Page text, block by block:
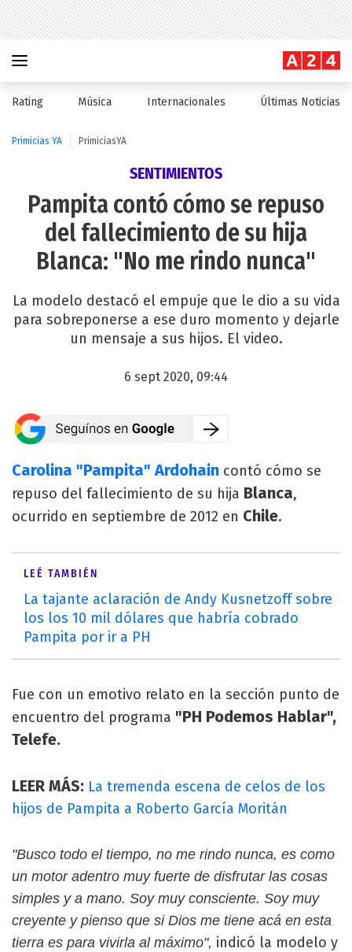
Rating Música Internacionales Últimas Noticias
Primicias YA PrimiciasYA
SENTIMIENTOS
Pampita contó cómo se repuso
del fallecimiento de su hija
Blanca: "No me rindo nunca"
La modelo destacó el empuje que le dio a su vida
para sobreponerse a ese duro momento y dejarle
un mensaje a sus hijos. El video.
6 sept 2020, 09:44
Carolina "Pampita" Ardohain contó cómo se
repuso del fallecimiento de su hija Blanca,
ocurrido en septiembre de 2012 en Chile.
LEÉ TAMBIÉN
La tajante aclaración de Andy Kusnetzoff sobre
los los 10 mil dólares que habría cobrado
Pampita por ir a PH
Fue con un emotivo relato en la sección punto de
encuentro del programa "PH Podemos Hablar",
Telefe.
LEER MÁS: La tremenda escena de celos de los
hijos de Pampita a Roberto García Moritán
"Busco todo el tiempo, no me rindo nunca, es como
un motor adentro muy fuerte de disfrutar las cosas
simples y a mano. Soy muy consciente. Soy muy
creyente y pienso que si Dios me tiene acá en esta
tierra es para vivirla al máximo", indicó la modelo y